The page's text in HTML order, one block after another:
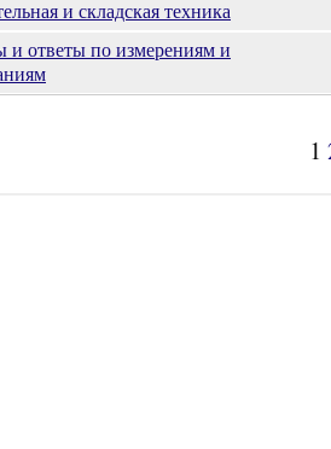
и складская техника
и ответы по измерениям и
1